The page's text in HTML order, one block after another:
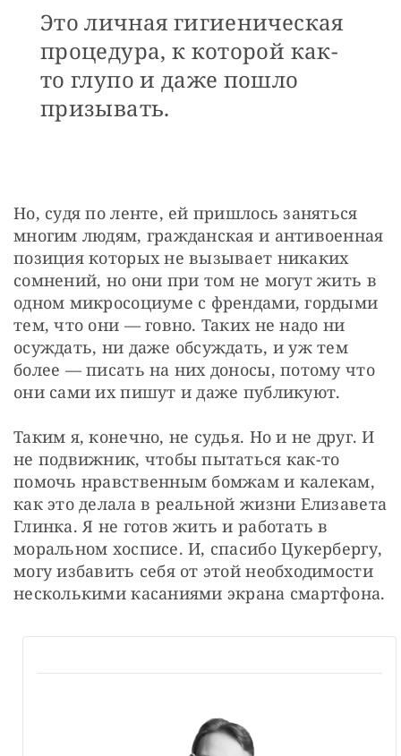
Это личная гигиеническая
процедура, к которой как-
то глупо и даже пошло
призывать.
Но, судя по ленте, ей пришлось заняться
многим людям, гражданская и антивоенная
позиция которых не вызывает никаких
сомнений, но они при том не могут жить в
одном микросоциуме с френдами, гордыми
тем, что они — говно. Таких не надо ни
осуждать, ни даже обсуждать, и уж тем
более — писать на них доносы, потому что
они сами их пишут и даже публикуют.
Таким я, конечно, не судья. Но и не друг. И
не подвижник, чтобы пытаться как-то
помочь нравственным бомжам и калекам,
как это делала в реальной жизни Елизавета
Глинка. Я не готов жить и работать в
моральном хосписе. И, спасибо Цукербергу,
могу избавить себя от этой необходимости
несколькими касаниями экрана смартфона.